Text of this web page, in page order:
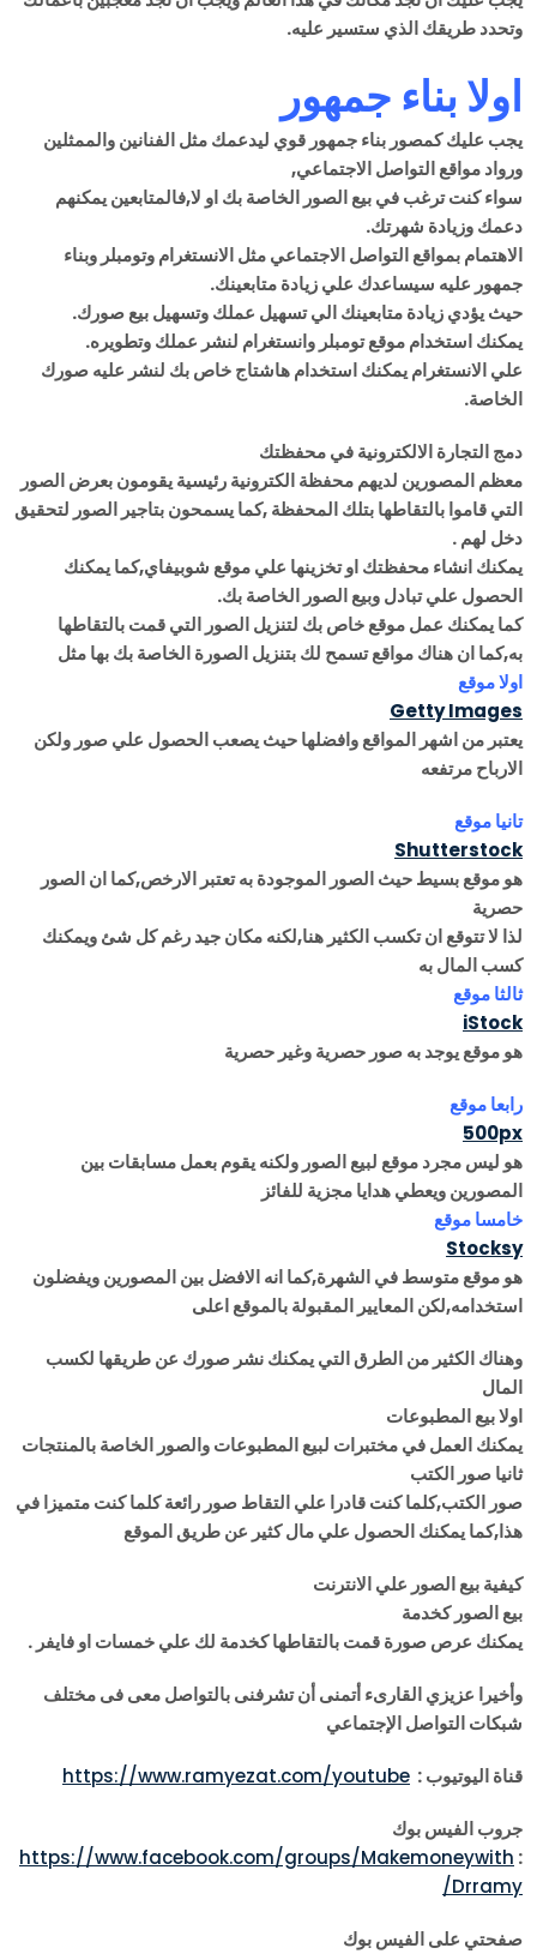
وتحدد طريقك الذي ستسير عليه.
اولا بناء جمهور
يجب عليك كمصور بناء جمهور قوي ليدعمك مثل الفنانين والممثلين
ورواد مواقع التواصل الاجتماعي,
سواء كنت ترغب في بيع الصور الخاصة بك او لا,فالمتابعين يمكنهم
دعمك وزيادة شهرتك.
الاهتمام بمواقع التواصل الاجتماعي مثل الانستغرام وتومبلر وبناء
جمهور عليه سيساعدك علي زيادة متابعينك.
حيث يؤدي زيادة متابعينك الي تسهيل عملك وتسهيل بيع صورك.
يمكنك استخدام موقع تومبلر وانستغرام لنشر عملك وتطويره.
علي الانستغرام يمكنك استخدام هاشتاج خاص بك لنشر عليه صورك
الخاصة.
دمج التجارة الالكترونية في محفظتك
معظم المصورين لديهم محفظة الكترونية رئيسية يقومون بعرض الصور
التي قاموا بالتقاطها بتلك المحفظة ,كما يسمحون بتاجير الصور لتحقيق
دخل لهم .
يمكنك انشاء محفظتك او تخزينها علي موقع شوبيفاي,كما يمكنك
الحصول علي تبادل وبيع الصور الخاصة بك.
كما يمكنك عمل موقع خاص بك لتنزيل الصور التي قمت بالتقاطها
به,كما ان هناك مواقع تسمح لك بتنزيل الصورة الخاصة بك بها مثل
اولا موقع
Getty Images
يعتبر من اشهر المواقع وافضلها حيث يصعب الحصول علي صور ولكن
الارباح مرتفعه
تانيا موقع
Shutterstock
هو موقع بسيط حيث الصور الموجودة به تعتبر الارخص,كما ان الصور
حصرية
لذا لا تتوقع ان تكسب الكثير هنا,لكنه مكان جيد رغم كل شئ ويمكنك
كسب المال به
ثالثا موقع
iStock
هو موقع يوجد به صور حصرية وغير حصرية
رابعا موقع
500px
هو ليس مجرد موقع لبيع الصور ولكنه يقوم بعمل مسابقات بين
المصورين ويعطي هدايا مجزية للفائز
خامسا موقع
Stocksy
هو موقع متوسط في الشهرة,كما انه الافضل بين المصورين ويفضلون
استخدامه,لكن المعايير المقبولة بالموقع اعلى
وهناك الكثير من الطرق التي يمكنك نشر صورك عن طريقها لكسب
المال
اولا بيع المطبوعات
يمكنك العمل في مختبرات لبيع المطبوعات والصور الخاصة بالمنتجات
ثانيا صور الكتب
صور الكتب,كلما كنت قادرا علي التقاط صور رائعة كلما كنت متميزا في
هذا,كما يمكنك الحصول علي مال كثير عن طريق الموقع
كيفية بيع الصور علي الانترنت
بيع الصور كخدمة
يمكنك عرص صورة قمت بالتقاطها كخدمة لك علي خمسات او فايفر .
وأخيرا عزيزي القارىء أتمنى أن تشرفنى بالتواصل معى فى مختلف
شبكات التواصل الإجتماعي
قناة اليوتيوب : https://www.ramyezat.com/youtube
جروب الفيس بوك
:
https://www.facebook.com/groups/Makemoneywith
Drramy/
صفحتي على الفيس بوك